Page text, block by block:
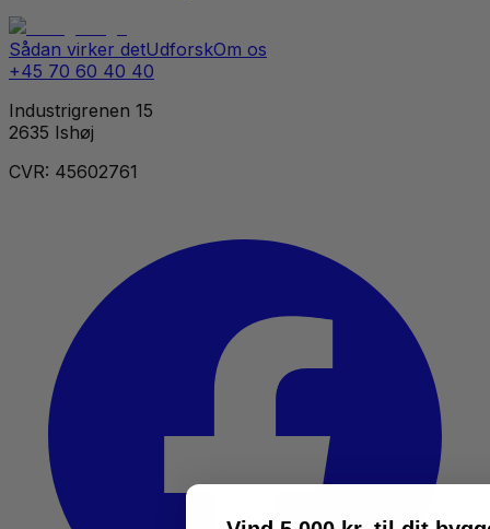
Sådan virker detUdforskOm os
+45 70 60 40 40
Industrigrenen 15
2635 Ishøj
CVR: 45602761